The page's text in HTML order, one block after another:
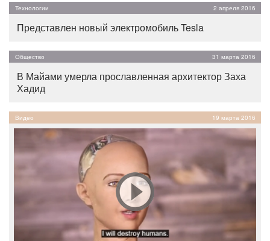
Технологии 2 апреля 2016
Представлен новый электромобиль Tesla
Общество 31 марта 2016
В Майами умерла прославленная архитектор Заха
Хадид
Видео 19 марта 2016